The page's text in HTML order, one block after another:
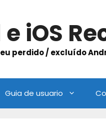
iOS
perdido / excluído
Guia de usuario